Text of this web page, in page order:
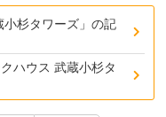
小杉タワーズ」の記
ハウス 武蔵小杉タ